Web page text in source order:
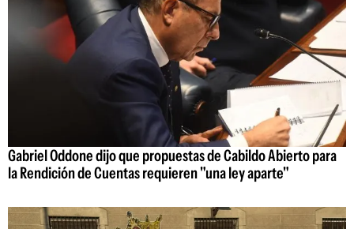
Gabriel Oddone dijo que propuestas de Cabildo Abierto para
la Rendición de Cuentas requieren "una ley aparte"